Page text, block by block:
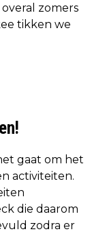
zomers
tikken we
gaat om het
activiteiten.
die daarom
zodra er